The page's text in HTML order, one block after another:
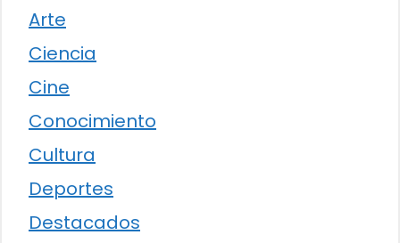
Arte
Ciencia
Cine
Conocimiento
Cultura
Deportes
Destacados